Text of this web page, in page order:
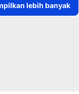
lebih banyak